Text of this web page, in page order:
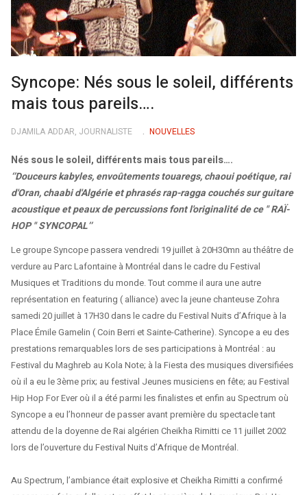
Syncope: Nés sous le soleil, différents
mais tous pareils….
DJAMILA ADDAR, JOURNALISTE NOUVELLES
Nés sous le soleil, différents mais tous pareils….
‘’Douceurs kabyles, envoûtements touaregs, chaoui poétique, rai
d'Oran, chaabi d'Algérie et phrasés rap-ragga couchés sur guitare
acoustique et peaux de percussions font l'originalité de ce " RAÏ-
HOP " SYNCOPAL’’
Le groupe Syncope passera vendredi 19 juillet à 20H30mn au théâtre de
verdure au Parc Lafontaine à Montréal dans le cadre du Festival
Musiques et Traditions du monde. Tout comme il aura une autre
représentation en featuring ( alliance) avec la jeune chanteuse Zohra
samedi 20 juillet à 17H30 dans le cadre du Festival Nuits d’Afrique à la
Place Émile Gamelin ( Coin Berri et Sainte-Catherine). Syncope a eu des
prestations remarquables lors de ses participations à Montréal : au
Festival du Maghreb au Kola Note; à la Fiesta des musiques diversifiées
où il a eu le 3ème prix; au festival Jeunes musiciens en fête; au Festival
Hip Hop For Ever où il a été parmi les finalistes et enfin au Spectrum où
Syncope a eu l’honneur de passer avant première du spectacle tant
attendu de la doyenne de Rai algérien Cheikha Rimitti ce 11 juillet 2002
lors de l’ouverture du Festival Nuits d’Afrique de Montréal.
Au Spectrum, l’ambiance était explosive et Cheikha Rimitti a confirmé